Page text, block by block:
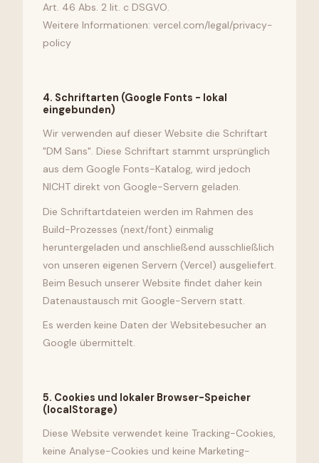
Art. 46 Abs. 2 lit. c DSGVO.
Weitere Informationen: vercel.com/legal/privacy-
policy
4. Schriftarten (Google Fonts - lokal
eingebunden)
Wir verwenden auf dieser Website die Schriftart
"DM Sans". Diese Schriftart stammt ursprünglich
aus dem Google Fonts-Katalog, wird jedoch
NICHT direkt von Google-Servern geladen.
Die Schriftartdateien werden im Rahmen des
Build-Prozesses (next/font) einmalig
heruntergeladen und anschließend ausschließlich
von unseren eigenen Servern (Vercel) ausgeliefert.
Beim Besuch unserer Website findet daher kein
Datenaustausch mit Google-Servern statt.
Es werden keine Daten der Websitebesucher an
Google übermittelt.
5. Cookies und lokaler Browser-Speicher
(localStorage)
Diese Website verwendet keine Tracking-Cookies,
keine Analyse-Cookies und keine Marketing-